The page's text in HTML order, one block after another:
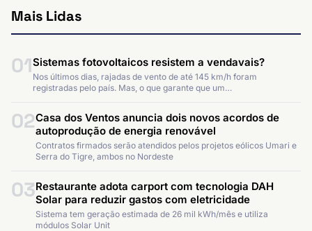
Mais Lidas
01Sistemas fotovoltaicos resistem a vendavais?
Nos últimos dias, rajadas de vento de até 145 km/h foram
registradas pelo país. Mas, o que garante que um…
02Casa dos Ventos anuncia dois novos acordos de
autoprodução de energia renovável
Contratos firmados serão atendidos pelos projetos eólicos Umari e
Serra do Tigre, ambos no Nordeste
03Restaurante adota carport com tecnologia DAH
Solar para reduzir gastos com eletricidade
Sistema tem geração estimada de 26 mil kWh/mês e utiliza
módulos Solar Unit